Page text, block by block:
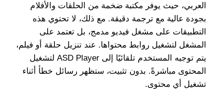
العربي، حيث يوفر مكتبة ضخمة من الحلقات والأفلام
بجودة عالية مع ترجمة دقيقة. مع ذلك، لا تحتوي هذه
التطبيقات على مشغل فيديو مدمج، بل تعتمد على
المشغل لتشغيل روابط محتواها. عند تنزيل حلقة أو فيلم،
يتم توجيه المستخدم تلقائيًا إلى ASD Player لتشغيل
المحتوى مباشرةً. بدون تثبيت، ستظهر رسائل خطأ أثناء
تشغيل أي محتوى.